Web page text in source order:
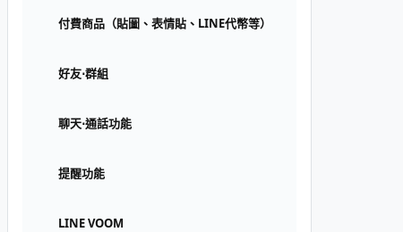
付費商品（貼圖、表情貼、LINE代幣等）
好友⋅群組
聊天⋅通話功能
提醒功能
LINE VOOM